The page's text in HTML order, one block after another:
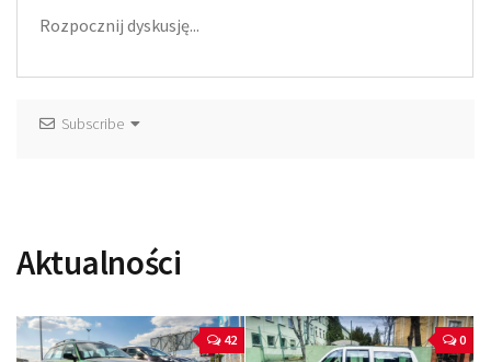
Subscribe
Aktualności
42 0